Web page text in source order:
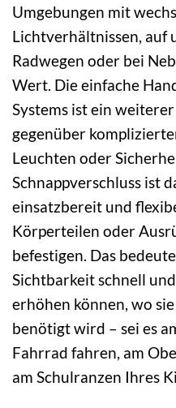
Umgebungen mit
Lichtverhältnissen, auf
Radwegen oder bei
Wert. Die einfache
Systems ist ein
gegenüber
Leuchten oder
Schnappverschluss ist
einsatzbereit und
Körperteilen oder
befestigen. Das
Sichtbarkeit schnell
erhöhen können, wo
benötigt wird – sei es
Fahrrad fahren, am
am Schulranzen Ihres